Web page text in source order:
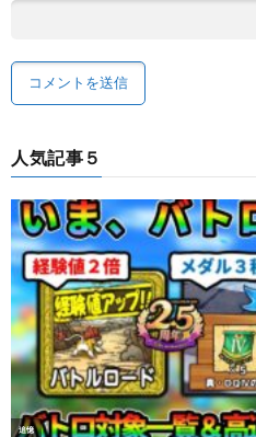
人気記事５